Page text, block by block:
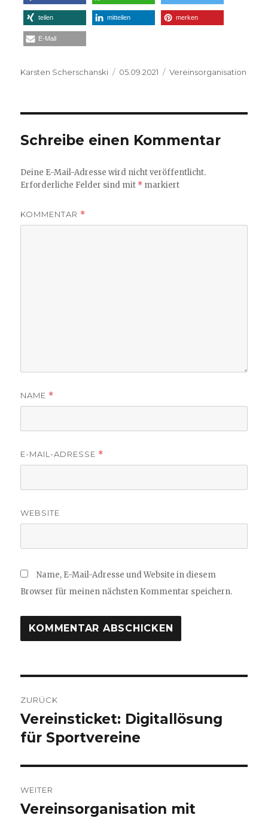
teilen mitteilen merken
E-Mail
Autor
Karsten Scherschanski
Veröffentlicht
05.09.2021 Kategorien
Vereinsorganisation
Schreibe einen Kommentar
Deine E-Mail-Adresse wird nicht veröffentlicht.
Erforderliche Felder sind mit * markiert
KOMMENTAR *
NAME *
E-MAIL-ADRESSE *
WEBSITE
Name, E-Mail-Adresse und Website in diesem
Browser für meinen nächsten Kommentar speichern.
ZURÜCK
Vorheriger
Beitrag:
Vereinsticket: Digitallösung
für Sportvereine
WEITER
Nächster
Vereinsorganisation mit